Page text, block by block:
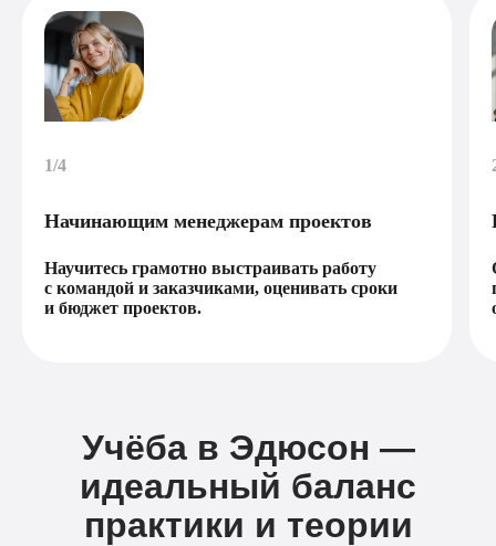
1/4
Начинающим менеджерам проектов
Научитесь грамотно выстраивать работу
с командой и заказчиками, оценивать сроки
и бюджет проектов.
Учёба в Эдюсон —
идеальный баланс
практики и теории